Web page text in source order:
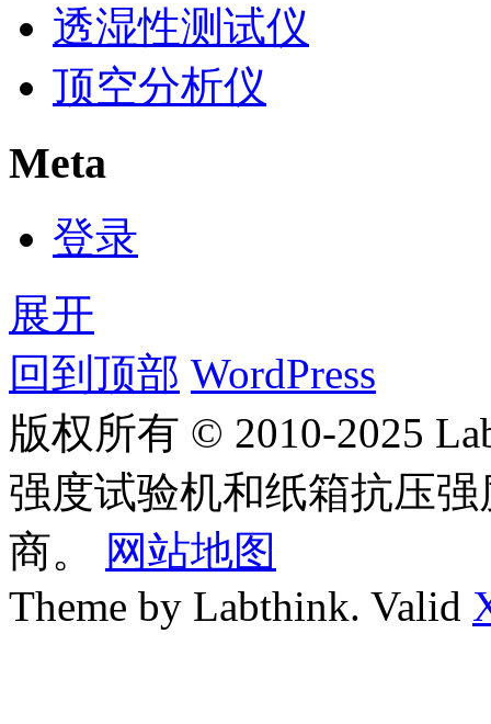
透湿性测试仪
顶空分析仪
Meta
登录
展开
回到顶部 WordPress
版权所有 © 2010-2025
强度试验机和纸箱抗压
商。
网站地图
Theme by Labthink. Valid